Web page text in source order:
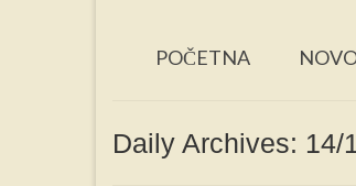
POČETNA
Daily Archives: 14/